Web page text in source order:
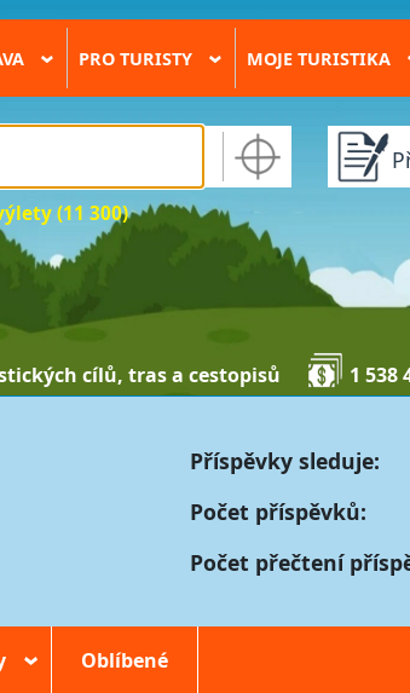
› PRO TURISTY › MOJE TURISTIKA
(11 300)
cílů, tras a cestopisů 1 538
Příspěvky sleduje:
Počet příspěvků:
Počet přečtení
› Oblíbené